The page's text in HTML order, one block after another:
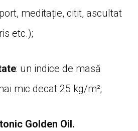
meditație, citit, ascultat
etc.);
: un indice de masă
mic decat 25 kg/m²;
Golden Oil.